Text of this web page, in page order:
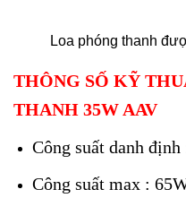
Loa phóng thanh
THÔNG SỐ KỸ
THANH 35W AAV
Công suất danh
Công suất max :